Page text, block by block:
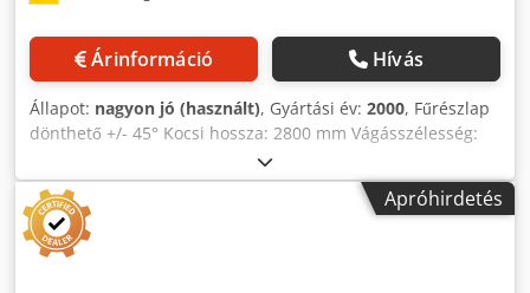
Árinformáció Hívás
Állapot: nagyon jó (használt), Gyártási év: 2000, Fűrészlap
dönthető +/- 45° Kocsi hossza: 2800 mm Vágásszélesség:
1440 mm Motor teljesítménye: 7,5 kW Vágásmagasság: 150
mm Dkodpfxoxcg Hgs Aager Fűrészlap átmérője: 450 mm
Gép súlya kb. 1200 kg Méretek (H-Sz-M): 3,2 x 3,4 x 1,7 m Ez
a formatizáló körfűrész nagyon jó állapotban van, azonnal
elérhető és a tulajdonosnál áram alatt kipróbálható.
Apróhirdetés